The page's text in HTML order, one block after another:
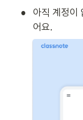
• 아직 계정이
어요.